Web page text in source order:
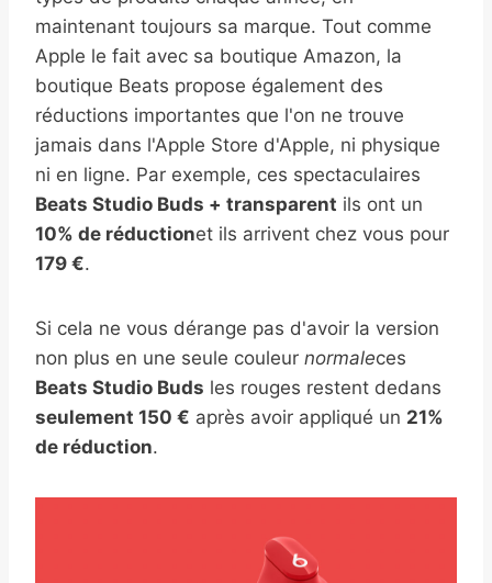
maintenant toujours sa marque. Tout comme
Apple le fait avec sa boutique Amazon, la
boutique Beats propose également des
réductions importantes que l'on ne trouve
jamais dans l'Apple Store d'Apple, ni physique
ni en ligne. Par exemple, ces spectaculaires
Beats Studio Buds + transparent ils ont un
10% de réductionet ils arrivent chez vous pour
179 €.
Si cela ne vous dérange pas d'avoir la version
non plus en une seule couleur normaleces
Beats Studio Buds les rouges restent dedans
seulement 150 € après avoir appliqué un 21%
de réduction.